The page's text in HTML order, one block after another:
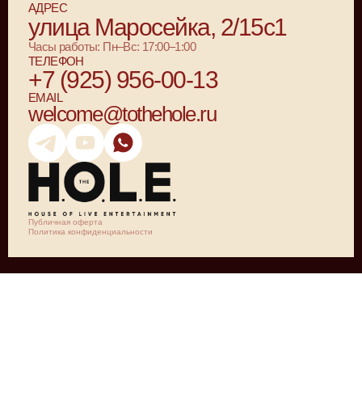
АДРЕС
улица Маросейка, 2/15с1
Часы работы: Пн–Вс: 17:00–1:00
ТЕЛЕФОН
+7 (925) 956-00-13
EMAIL
welcome@tothehole.ru
Публичная оферта
Политика конфиденциальности